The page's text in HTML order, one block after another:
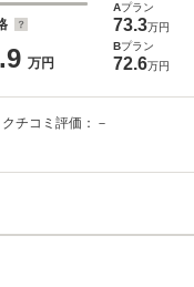
.9 万円
Aプラン
73.3万円
Bプラン
72.6万円
クチコミ評価：－